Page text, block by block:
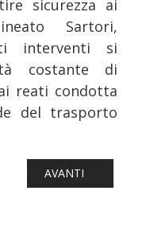
sicurezza ai
Sartori,
interventi si
costante di
reati condotta
del trasporto
BRENNERO,
ARTICOLO
AVANTI